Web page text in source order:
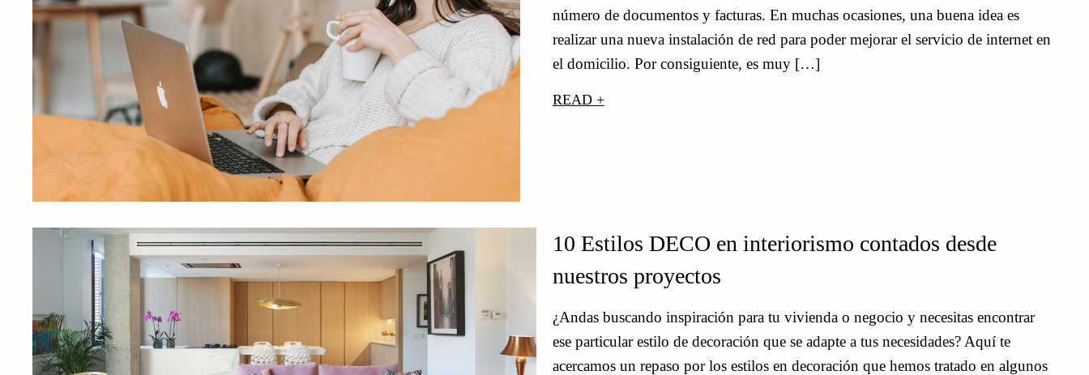
número de documentos y facturas. En muchas ocasiones, una buena idea es
realizar una nueva instalación de red para poder mejorar el servicio de internet en
el domicilio. Por consiguiente, es muy […]
READ +
10 Estilos DECO en interiorismo contados desde
nuestros proyectos
¿Andas buscando inspiración para tu vivienda o negocio y necesitas encontrar
ese particular estilo de decoración que se adapte a tus necesidades? Aquí te
acercamos un repaso por los estilos en decoración que hemos tratado en algunos